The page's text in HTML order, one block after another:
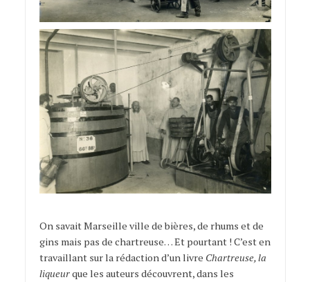
On savait Marseille ville de bières, de rhums et de
gins mais pas de chartreuse… Et pourtant ! C’est en
travaillant sur la rédaction d’un livre Chartreuse, la
liqueurque les auteurs découvrent, dans les